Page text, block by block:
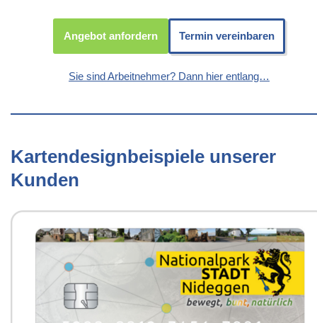
Angebot anfordern Termin vereinbaren
Sie sind Arbeitnehmer? Dann hier entlang…
Kartendesignbeispiele unserer
Kunden